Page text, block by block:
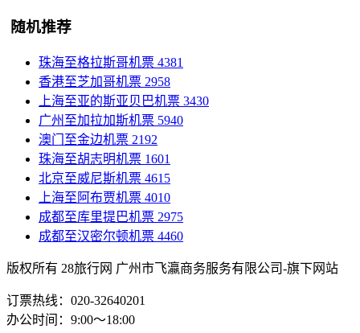
随机推荐
珠海至格拉斯哥机票 4381
香港至芝加哥机票 2958
上海至亚的斯亚贝巴机票 3430
广州至加拉加斯机票 5940
澳门至金边机票 2192
珠海至胡志明机票 1601
北京至威尼斯机票 4615
上海至阿布贾机票 4010
成都至库里提巴机票 2975
成都至汉密尔顿机票 4460
版权所有 28旅行网 广州市飞瀛商务服务有限公司-旗下网站
订票热线：020-32640201
办公时间：9:00～18:00